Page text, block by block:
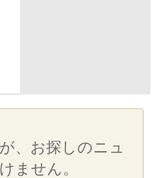
、お探しのニュ
ません。